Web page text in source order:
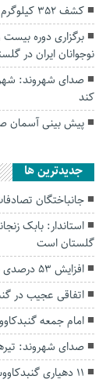
کشف ۳۵۲ کیلوگرم تریاک در گلستان
برگزاری دوره
نوجوانان ایران در
صدای شهروند:
کند
پیش بینی آسمان
جديدترين ها
جانباختگان تصادفات
گلستان است
افزایش ۵۳ درصدی بارندگی‌ها در گلستان
اتفاقی عجیب در‌
امام جمعه
صدای شهروند:
۱۱ دهیاری گنبدکاووس به شبکه حفاظت مردمی منابع طبیعی پیوستند